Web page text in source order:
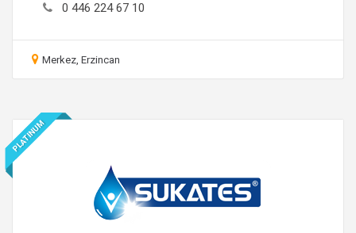
0 446 224 67 10
Merkez, Erzincan
PLATINUM